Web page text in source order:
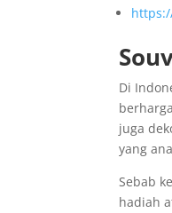
Di
juga
yang
Sebab
hadiah